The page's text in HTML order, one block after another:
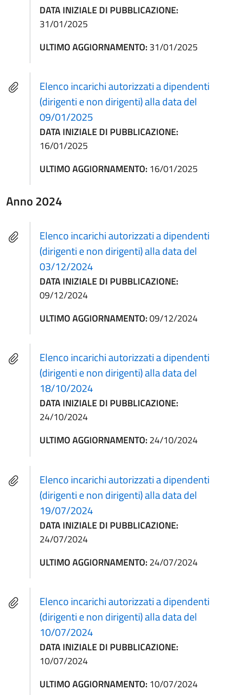
DATA INIZIALE DI PUBBLICAZIONE:
31/01/2025
ULTIMO AGGIORNAMENTO:31/01/2025
Elenco incarichi autorizzati a dipendenti
(dirigenti e non dirigenti) alla data del
09/01/2025
DATA INIZIALE DI PUBBLICAZIONE:
16/01/2025
ULTIMO AGGIORNAMENTO: 16/01/2025
Anno 2024
Elenco incarichi autorizzati a dipendenti
(dirigenti e non dirigenti) alla data del
03/12/2024
DATA INIZIALE DI PUBBLICAZIONE:
09/12/2024
ULTIMO AGGIORNAMENTO:09/12/2024
Elenco incarichi autorizzati a dipendenti
(dirigenti e non dirigenti) alla data del
18/10/2024
DATA INIZIALE DI PUBBLICAZIONE:
24/10/2024
ULTIMO AGGIORNAMENTO:24/10/2024
Elenco incarichi autorizzati a dipendenti
(dirigenti e non dirigenti) alla data del
19/07/2024
DATA INIZIALE DI PUBBLICAZIONE:
24/07/2024
ULTIMO AGGIORNAMENTO:24/07/2024
Elenco incarichi autorizzati a dipendenti
(dirigenti e non dirigenti) alla data del
10/07/2024
DATA INIZIALE DI PUBBLICAZIONE:
10/07/2024
ULTIMO AGGIORNAMENTO: 10/07/2024